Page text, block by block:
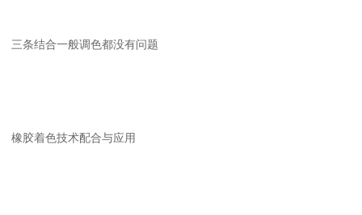
三条结合一般调色都没有问题
橡胶着色技术配合与应用